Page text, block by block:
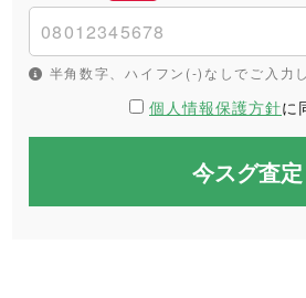
半角数字、ハイフン(-)なしでご入力
個人情報保護方針に